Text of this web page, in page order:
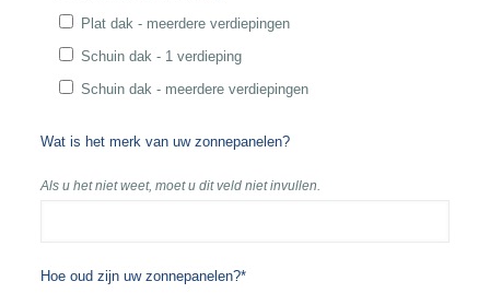
Plat dak - meerdere verdiepingen
Schuin dak - 1 verdieping
Schuin dak - meerdere verdiepingen
Wat is het merk van uw zonnepanelen?
Als u het niet weet, moet u dit veld niet invullen.
Hoe oud zijn uw zonnepanelen?*